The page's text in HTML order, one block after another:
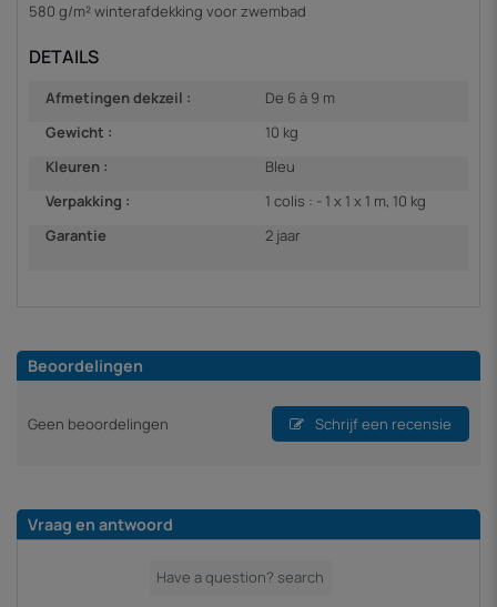
580 g/m² winterafdekking voor zwembad
DETAILS
Afmetingen dekzeil :
De 6 à 9 m
Gewicht :
10 kg
Kleuren :
Bleu
Verpakking :
1 colis : - 1 x 1 x 1 m, 10 kg
Garantie
2 jaar
Beoordelingen
Geen beoordelingen Schrijf een recensie
Vraag en antwoord